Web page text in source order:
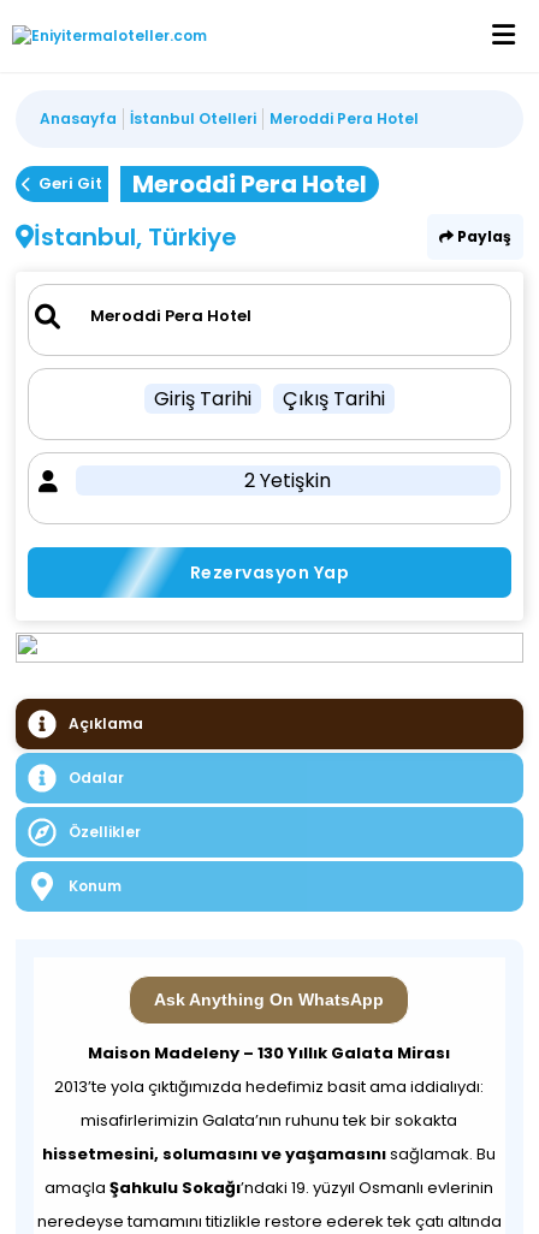
Anasayfa İstanbul Otelleri Meroddi Pera Hotel
Geri Git
Meroddi Pera Hotel
İstanbul, Türkiye
Paylaş
Giriş Tarihi Çıkış Tarihi
2 Yetişkin
Rezervasyon Yap
Açıklama
Odalar
Özellikler
Konum
Ask Anything On WhatsApp
Maison Madeleny – 130 Yıllık Galata Mirası
2013’te yola çıktığımızda hedefimiz basit ama iddialıydı:
misafirlerimizin Galata’nın ruhunu tek bir sokakta
hissetmesini, solumasını ve yaşamasınısağlamak. Bu
amaçlaŞahkulu Sokağı’ndaki 19. yüzyıl Osmanlı evlerinin
neredeyse tamamını titizlikle restore ederek tek çatı altında